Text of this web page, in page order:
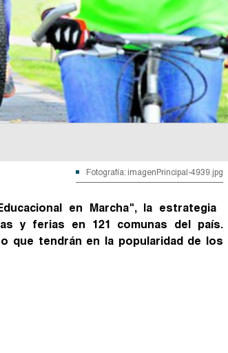
Fotografía: imagenPrincipal-4939.jpg
en Marcha", la estrategia
y ferias en 121 comunas del país.
que tendrán en la popularidad de los